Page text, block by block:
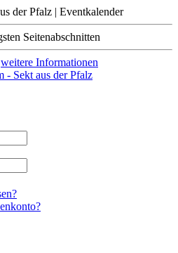
der Pfalz | Eventkalender
Seitenabschnitten
weitere Informationen